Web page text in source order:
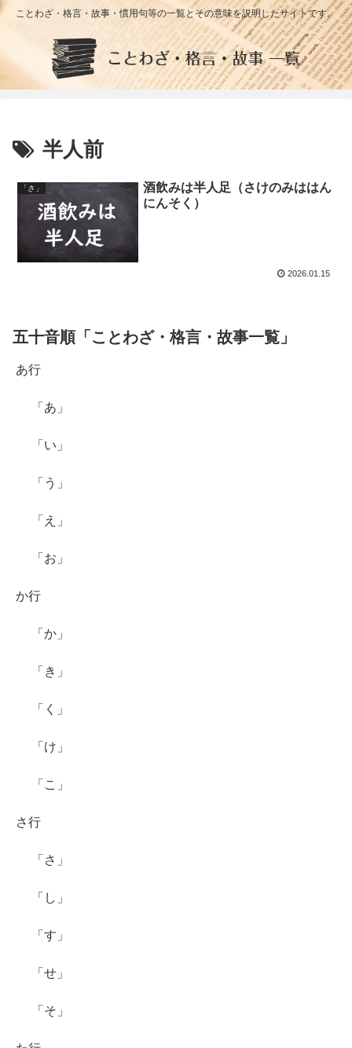
ことわざ・格言・故事・慣用句等の一覧とその意味を説明したサイトです。
半人前
「さ」
酒飲みは半人足（さけのみははん
にんそく）
2026.01.15
五十音順「ことわざ・格言・故事一覧」
あ行
「あ」
「い」
「う」
「え」
「お」
か行
「か」
「き」
「く」
「け」
「こ」
さ行
「さ」
「し」
「す」
「せ」
「そ」